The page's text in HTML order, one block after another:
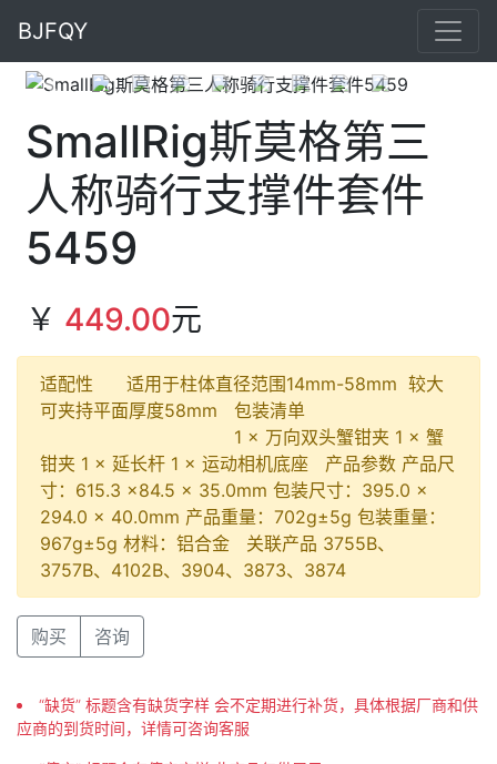
BJFQY
Previous
SmallRig斯莫格第三
人称骑行支撑件套件
5459
￥ 449.00元
适配性 适用于柱体直径范围14mm-58mm 较大
可夹持平面厚度58mm 包装清单
1 × 万向双头蟹钳夹 1 × 蟹
钳夹 1 × 延长杆 1 × 运动相机底座 产品参数 产品尺
寸：615.3 ×84.5 × 35.0mm 包装尺寸：395.0 ×
294.0 × 40.0mm 产品重量：702g±5g 包装重量：
967g±5g 材料：铝合金 关联产品 3755B、
3757B、4102B、3904、3873、3874
购买 咨询
“缺货” 标题含有缺货字样 会不定期进行补货，具体根据厂商和供
应商的到货时间，详情可咨询客服